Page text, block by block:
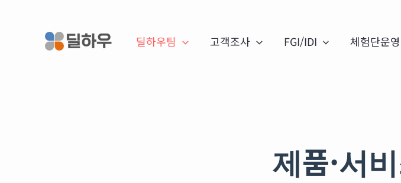
딜하우팀 고객조사 FGI/IDI 체험단운영
제품·서